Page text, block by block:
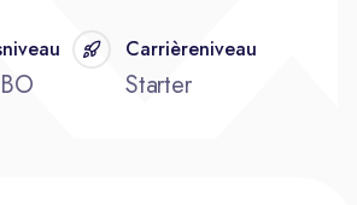
Carrièreniveau
Starter